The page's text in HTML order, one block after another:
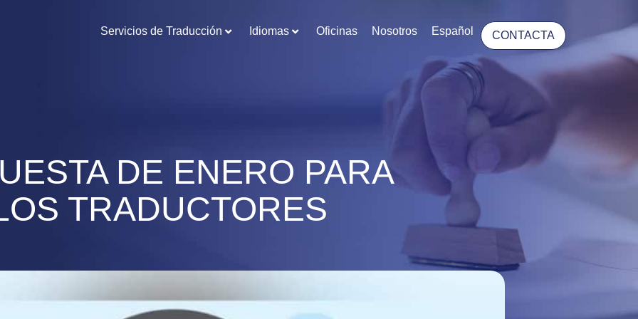
Servicios de Traducción Idiomas Oficinas Nosotros Español CONTACTA
DE ENERO PARA
TRADUCTORES